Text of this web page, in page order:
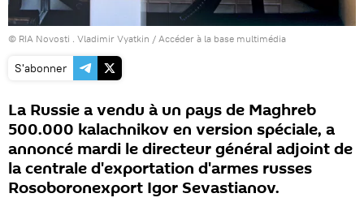
© RIA Novosti . Vladimir Vyatkin / Accéder à la base multimédia
S'abonner
La Russie a vendu à un pays de Maghreb
500.000 kalachnikov en version spéciale, a
annoncé mardi le directeur général adjoint de
la centrale d'exportation d'armes russes
Rosoboronexport Igor Sevastianov.